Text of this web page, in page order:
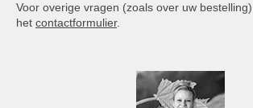
Voor overige vragen (zoals over uw
het contactformulier.